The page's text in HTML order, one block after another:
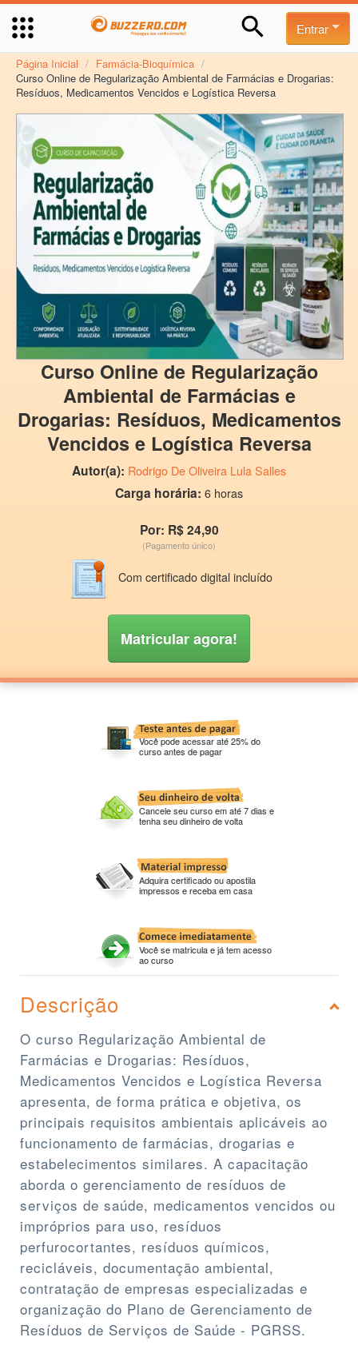
Entrar
Página Inicial / Farmácia-Bioquímica /
Curso Online de Regularização Ambiental de Farmácias e Drogarias:
Resíduos, Medicamentos Vencidos e Logística Reversa
Curso Online de Regularização
Ambiental de Farmácias e
Drogarias: Resíduos, Medicamentos
Vencidos e Logística Reversa
Autor(a): Rodrigo De Oliveira Lula Salles
Carga horária: 6 horas
Por: R$ 24,90
(Pagamento único)
Com certificado digital incluído
Matricular agora!
Você pode acessar até 25% do
curso antes de pagar
Cancele seu curso em até 7 dias e
tenha seu dinheiro de volta
Adquira certificado ou apostila
impressos e receba em casa
Você se matricula e já tem acesso
ao curso
Descrição
O curso Regularização Ambiental de
Farmácias e Drogarias: Resíduos,
Medicamentos Vencidos e Logística Reversa
apresenta, de forma prática e objetiva, os
principais requisitos ambientais aplicáveis ao
funcionamento de farmácias, drogarias e
estabelecimentos similares. A capacitação
aborda o gerenciamento de resíduos de
serviços de saúde, medicamentos vencidos ou
impróprios para uso, resíduos
perfurocortantes, resíduos químicos,
recicláveis, documentação ambiental,
contratação de empresas especializadas e
organização do Plano de Gerenciamento de
Resíduos de Serviços de Saúde - PGRSS.